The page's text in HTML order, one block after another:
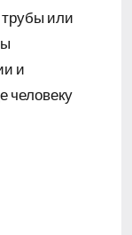
или
и
человеку